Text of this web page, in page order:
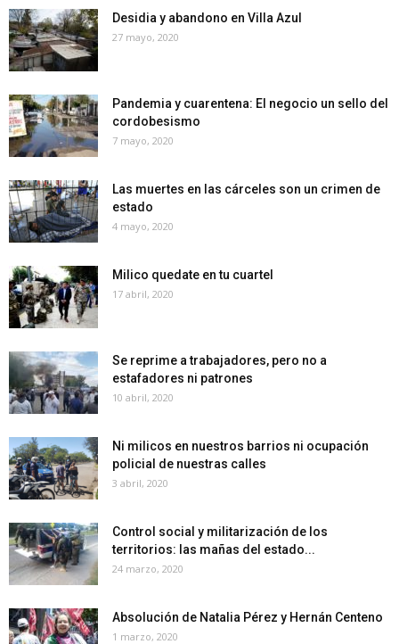
Desidia y abandono en Villa Azul
27 mayo, 2020
Pandemia y cuarentena: El negocio un sello del
cordobesismo
7 mayo, 2020
Las muertes en las cárceles son un crimen de
estado
4 mayo, 2020
Milico quedate en tu cuartel
17 abril, 2020
Se reprime a trabajadores, pero no a
estafadores ni patrones
10 abril, 2020
Ni milicos en nuestros barrios ni ocupación
policial de nuestras calles
3 abril, 2020
Control social y militarización de los
territorios: las mañas del estado...
24 marzo, 2020
Absolución de Natalia Pérez y Hernán Centeno
1 marzo, 2020